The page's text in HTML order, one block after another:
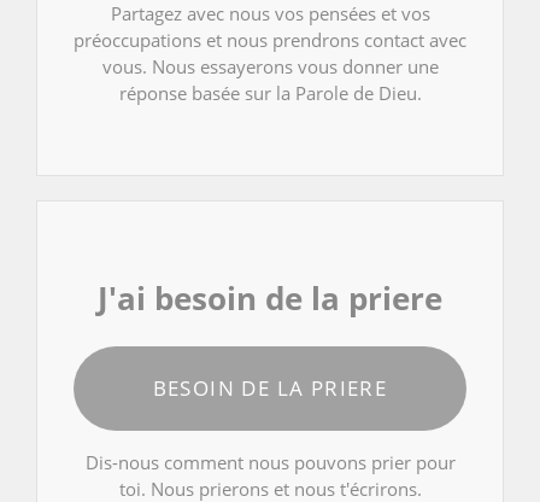
Partagez avec nous vos pensées et vos
préoccupations et nous prendrons contact avec
vous. Nous essayerons vous donner une
réponse basée sur la Parole de Dieu.
J'ai besoin de la priere
BESOIN DE LA PRIERE
Dis-nous comment nous pouvons prier pour
toi. Nous prierons et nous t'écrirons.